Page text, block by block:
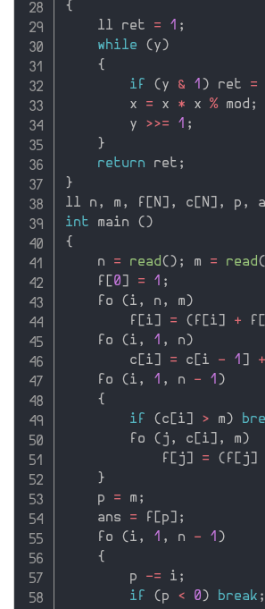
{
    ll ret
= 1 ;
while
(y)
{
if
(y & 1 ) ret =
        x
= x * x % mod ;
        y
>>= 1 ;
}
return ret ;
}
ll n , m , f [N] , c [N] , p ,
int main ()
{
    n
= read() ; m = read(
    f
[0] = 1 ;
    fo
(i , n , m)
        f
[i] = ( f [i] + f [
    fo
(i , 1 , n)
        c
[i] = c [i - 1 ] +
    fo
(i , 1 , n - 1 )
{
if
(c [i] > m)
        fo
( j , c [i] , m)
            f
[ j] = ( f [ j]
}
    p
= m ;
    ans
= f [p] ;
    fo
(i , 1 , n - 1 )
{
        p
-= i ;
if
(p < 0) break ;